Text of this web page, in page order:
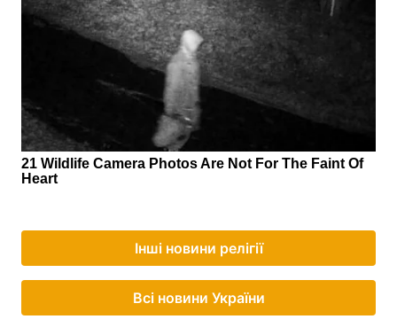
Інші новини релігії
Всі новини України